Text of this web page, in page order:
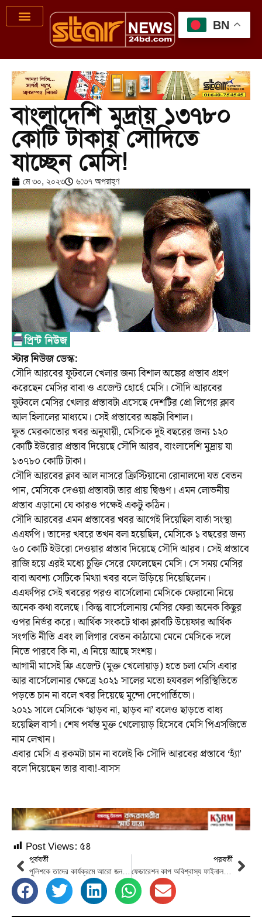
বাংলাদেশি মুদ্রায় ১৩৭৮০
কোটি টাকায় সৌদিতে
যাচ্ছেন মেসি!
মে ৩০, ২০২৩ ৬:৩৭ অপরাহ্ণ
স্টার নিউজ ডেস্ক:
সৌদি আরবের ফুটবলে খেলার জন্য বিশাল অঙ্কের প্রস্তাব গ্রহণ
করেছেন মেসির বাবা ও এজেন্ট হোর্হে মেসি। সৌদি আরবের
ফুটবলে মেসির খেলার প্রস্তাবটা এসেছে দেশটির প্রো লিগের ক্লাব
আল হিলালের মাধ্যমে। সেই প্রস্তাবের অঙ্কটা বিশাল।
ফুত মেরকাতোর খবর অনুযায়ী, মেসিকে দুই বছরের জন্য ১২০
কোটি ইউরোর প্রস্তাব দিয়েছে সৌদি আরব, বাংলাদেশি মুদ্রায় যা
১৩৭৮০ কোটি টাকা।
সৌদি আরবের ক্লাব আল নাসরে ক্রিস্টিয়ানো রোনালদো যত বেতন
পান, মেসিকে দেওয়া প্রস্তাবটা তার প্রায় দ্বিগুণ। এমন লোভনীয়
প্রস্তাব এড়ানো যে কারও পক্ষেই একটু কঠিন।
সৌদি আরবের এমন প্রস্তাবের খবর আগেই দিয়েছিল বার্তা সংস্থা
এএফপি। তাদের খবরে তখন বলা হয়েছিল, মেসিকে ১ বছরের জন্য
৬০ কোটি ইউরো দেওয়ার প্রস্তাব দিয়েছে সৌদি আরব। সেই প্রস্তাবে
রাজি হয়ে এরই মধ্যে চুক্তি সেরে ফেলেছেন মেসি। সে সময় মেসির
বাবা অবশ্য সেটিকে মিথ্যা খবর বলে উড়িয়ে দিয়েছিলেন।
এএফপির সেই খবরের পরও বার্সেলোনা মেসিকে ফেরানো নিয়ে
অনেক কথা বলেছে। কিন্তু বার্সেলোনায় মেসির ফেরা অনেক কিছুর
ওপর নির্ভর করে। আর্থিক সংকটে থাকা ক্লাবটি উয়েফার আর্থিক
সংগতি নীতি এবং লা লিগার বেতন কাঠামো মেনে মেসিকে দলে
নিতে পারবে কি না, এ নিয়ে আছে সংশয়।
আগামী মাসেই ফ্রি এজেন্ট (মুক্ত খেলোয়াড়) হতে চলা মেসি এবার
আর বার্সেলোনার ক্ষেত্রে ২০২১ সালের মতো হযবরল পরিস্থিতিতে
পড়তে চান না বলে খবর দিয়েছে মুন্দো দেপোর্তিভো।
২০২১ সালে মেসিকে ‘ছাড়ব না, ছাড়ব না’ বলেও ছাড়তে বাধ্য
হয়েছিল বার্সা। শেষ পর্যন্ত মুক্ত খেলোয়াড় হিসেবে মেসি পিএসজিতে
নাম লেখান।
এবার মেসি এ রকমটা চান না বলেই কি সৌদি আরবের প্রস্তাবে ‘হ্যাঁ’
বলে দিয়েছেন তার বাবা!-বাসস
Post Views: ৫৪
পূর্ববর্তী
পুলিশকে তাদের কার্যক্রমে আরো জনবান্ধব হওয়ার নির্দেশ রাষ্ট্রপতির
পরবর্তী
ফেডারেশন কাপ অবিশ্বাস্য ফাইনাল,টাইব্রেকারে স্বপ্নপুরণ মোহামেডানের
BN